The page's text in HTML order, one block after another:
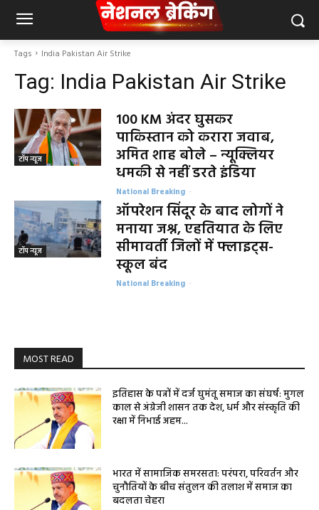
Tags India Pakistan Air Strike
Tag: India Pakistan Air Strike
टॉप न्यूज
100 KM अंदर घुसकर
पाकिस्तान को करारा जवाब,
अमित शाह बोले – न्यूक्लियर
धमकी से नहीं डरते इंडिया
National Breaking -
टॉप न्यूज
ऑपरेशन सिंदूर के बाद लोगों ने
मनाया जश्न, एहतियात के लिए
सीमावर्ती जिलों में फ्लाइट्स-
स्कूल बंद
National Breaking -
MOST READ
इतिहास के पन्नों में दर्ज घुमंतू समाज का संघर्ष: मुगल
काल से अंग्रेजी शासन तक देश, धर्म और संस्कृति की
रक्षा में निभाई अहम...
भारत में सामाजिक समरसता: परंपरा, परिवर्तन और
चुनौतियों के बीच संतुलन की तलाश में समाज का
बदलता चेहरा